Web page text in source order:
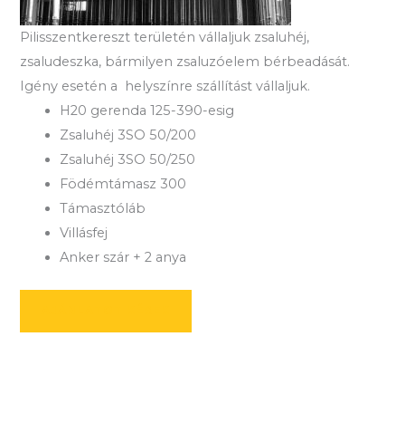
Pilisszentkereszt területén vállaljuk zsaluhéj,
zsaludeszka, bármilyen zsaluzóelem bérbeadását.
Igény esetén a helyszínre szállítást vállaljuk.
H20 gerenda 125-390-esig
Zsaluhéj 3SO 50/200
Zsaluhéj 3SO 50/250
Födémtámasz 300
Támasztóláb
Villásfej
Anker szár + 2 anya